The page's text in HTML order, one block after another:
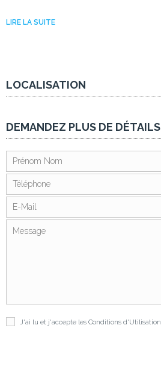
LIRE LA SUITE
LOCALISATION
DEMANDEZ PLUS DE DÉTAILS
J'ai lu et j'accepte les Conditions d'Utilisation